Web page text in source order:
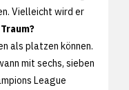
Vielleicht wird er
als platzen können.
mit sechs, sieben
League